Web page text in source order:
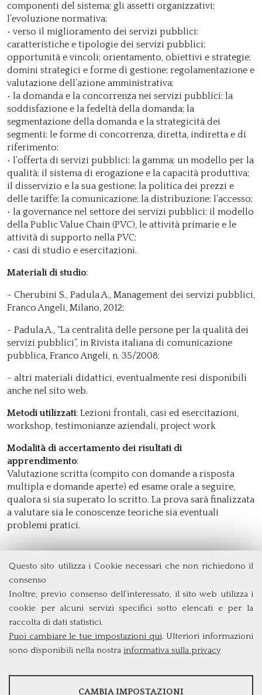
Questo sito utilizza i Cookie necessari che non richiedono il
consenso
Inoltre, previo consenso dell’interessato, il sito web utilizza i
cookie per alcuni servizi specifici sotto elencati e per la
raccolta di dati statistici.
Puoi cambiare le tue impostazioni qui. Ulteriori informazioni
sono disponibili nella nostra informativa sulla privacy
STATISTICHE
CAMBIA IMPOSTAZIONI
componenti del sistema; gli assetti organizzativi;
l’evoluzione normativa;
• verso il miglioramento dei servizi pubblici:
caratteristiche e tipologie dei servizi pubblici;
opportunità e vincoli; orientamento, obiettivi e strategie;
domini strategici e forme di gestione; regolamentazione e
valutazione dell’azione amministrativa;
• la domanda e la concorrenza nei servizi pubblici: la
soddisfazione e la fedeltà della domanda; la
segmentazione della domanda e la strategicità dei
segmenti; le forme di concorrenza, diretta, indiretta e di
riferimento;
• l’offerta di servizi pubblici: la gamma; un modello per la
qualità; il sistema di erogazione e la capacità produttiva;
il disservizio e la sua gestione; la politica dei prezzi e
delle tariffe; la comunicazione; la distribuzione; l’accesso;
• la governance nel settore dei servizi pubblici: il modello
della Public Value Chain (PVC), le attività primarie e le
attività di supporto nella PVC;
• casi di studio e esercitazioni.
Materiali di studio:
- Cherubini S., Padula A., Management dei servizi pubblici,
Franco Angeli, Milano, 2012;
- Padula A., “La centralità delle persone per la qualità dei
servizi pubblici”, in Rivista italiana di comunicazione
pubblica, Franco Angeli, n. 35/2008;
- altri materiali didattici, eventualmente resi disponibili
anche nel sito web.
Metodi utilizzati: Lezioni frontali, casi ed esercitazioni,
workshop, testimonianze aziendali, project work
Modalità di accertamento dei risultati di
apprendimento:
Valutazione scritta (compito con domande a risposta
multipla e domande aperte) ed esame orale a seguire,
qualora si sia superato lo scritto. La prova sarà finalizzata
a valutare sia le conoscenze teoriche sia eventuali
problemi pratici.
Università degli Studi di Roma Tor Vergata
Via Columbia, 2
00133 Roma (Italia)
Tel. +39 06 7259 3299/5837
biennio@clem.uniroma2.it